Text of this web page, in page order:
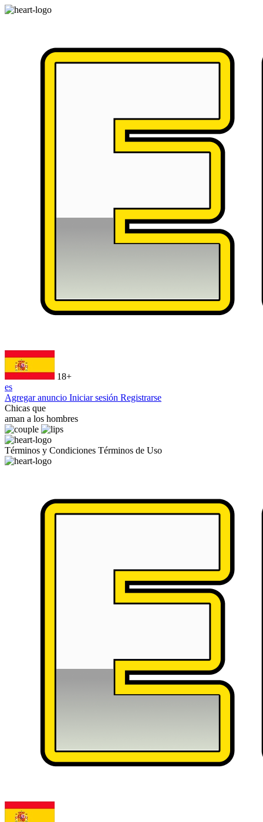
18+
es
Agregar anuncio Iniciar sesión Registrarse
Chicas que
aman a los hombres
Términos y Condiciones Términos de Uso